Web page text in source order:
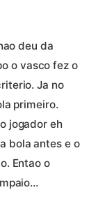
deu da
o vasco fez o
Ja no
primeiro.
jogador eh
bola antes e o
Entao o